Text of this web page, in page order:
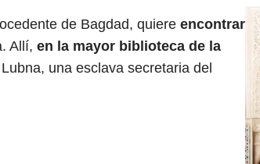
de Bagdad, quiere encontrar
Allí, en la mayor biblioteca de la
una esclava secretaria del